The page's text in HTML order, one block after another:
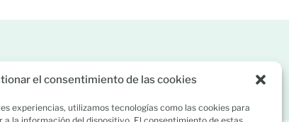
el consentimiento de las cookies
experiencias, utilizamos tecnologías como las cookies para